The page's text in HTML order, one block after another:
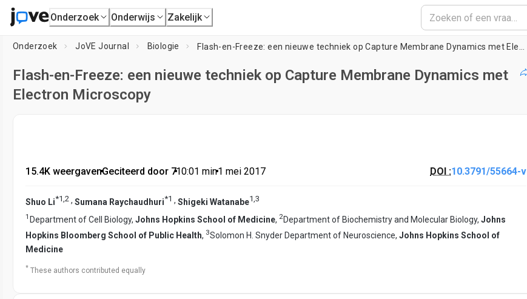
Onderzoek Onderwijs Zakelijk
Onderzoek JoVE Journal Biologie
Flash-en-Freeze: een nieuwe techniek op Capture Membrane Dynamics met
Electron Microscopy
15.4K weergaven•Geciteerd door 7•10:01 min•1 mei 2017 DOI :10.3791/55664-v
Shuo Li*1,2 , Sumana Raychaudhuri*1 , Shigeki Watanabe1,3
1 Department of Cell Biology, Johns Hopkins School of Medicine, 2Department of Biochemistry and Molecular Biology, Johns
Hopkins Bloomberg School of Public Health, 3Solomon H. Snyder Department of Neuroscience, Johns Hopkins School of
Medicine
* These authors contributed equally